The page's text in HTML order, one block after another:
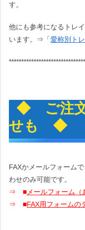
す。
他にも参考になるトレ
います。⇒「愛称別ト
◆ ご注文
せも ◆
FAXかメールフォーム
わせのみ可能です。
⇒ ■ メールフォーム（
⇒ ■FAX用フォームの